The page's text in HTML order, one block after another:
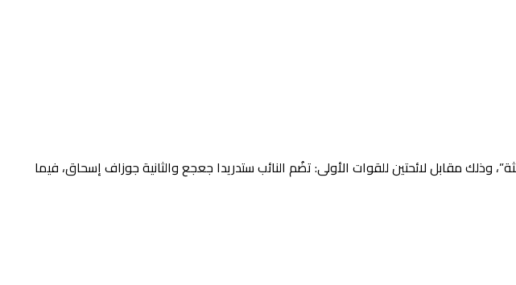
وذلك مقابل لائحتين للقوات الأولى: تضُم النائب ستدريدا جعجع والثانية جوزاف إسحاق، فيما